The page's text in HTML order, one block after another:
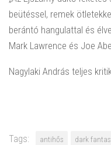
beütéssel, remek
berántó hangulattal és
Mark Lawrence és Joe
Nagylaki András teljes
Tags: antihős dark